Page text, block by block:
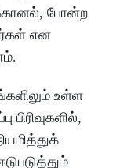
போன்ற
என
உள்ள
பிரிவுகளில்,